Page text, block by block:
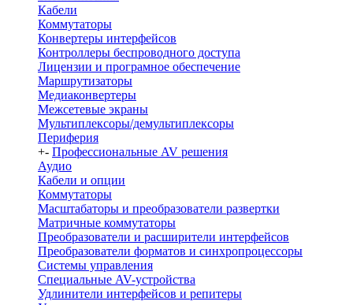
Кабели
Коммутаторы
Конвертеры интерфейсов
Контроллеры беспроводного доступа
Лицензии и програмное обеспечение
Маршрутизаторы
Медиаконвертеры
Межсетевые экраны
Мультиплексоры/демультиплексоры
Периферия
+- Профессиональные AV решения
Аудио
Кабели и опции
Коммутаторы
Масштабаторы и преобразователи развертки
Матричные коммутаторы
Преобразователи и расширители интерфейсов
Преобразователи форматов и синхропроцессоры
Системы управления
Специальные AV-устройства
Удлинители интерфейсов и репитеры